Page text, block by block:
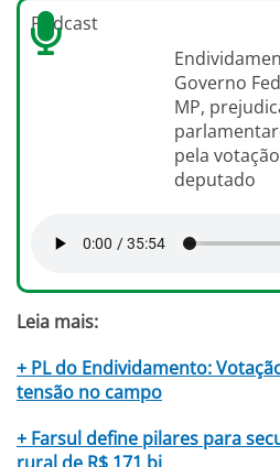
Podcast
Governo
MP,
pela
deputado
Leia mais:
+ PL do Endividamento:
tensão no campo
+ Farsul define pilares para